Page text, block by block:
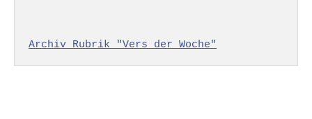
Archiv Rubrik "Vers der Woche"